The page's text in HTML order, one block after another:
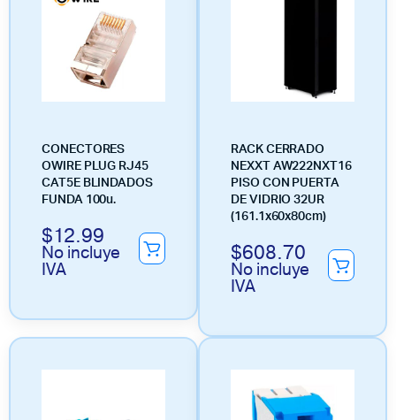
CONECTORES
OWIRE PLUG RJ45
CAT5E BLINDADOS
FUNDA 100u.
$12.99
No incluye
IVA
RACK CERRADO
NEXXT AW222NXT16
PISO CON PUERTA
DE VIDRIO 32UR
(161.1x60x80cm)
$608.70
No incluye
IVA